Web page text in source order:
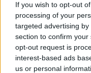
If you wish to opt-out
processing of your
targeted advertising
section to confirm
opt-out request is
interest-based ads
us or personal
θα μειωθούν οι
τραυματισμοί
ολοκληρώνοντας
Ακολουθήστε την